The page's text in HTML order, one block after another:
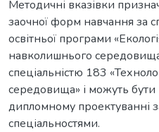
Методичні вказівки
заочної форм навчання за
освітньої програми
навколишнього
спеціальністю 183
середовища» і можуть бути
дипломному проектуванні
спеціальностями.